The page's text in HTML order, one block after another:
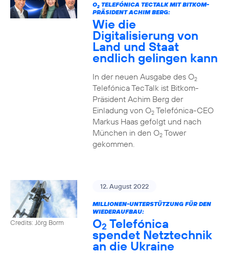
O2TELEFÓNICA TECTALK MIT BITKOM-
PRÄSIDENT ACHIM BERG:
Wie die
Digitalisierung von
Land und Staat
endlich gelingen kann
In der neuen Ausgabe des O2
Telefónica TecTalk ist Bitkom-
Präsident Achim Berg der
Einladung von O2Telefónica-CEO
Markus Haas gefolgt und nach
München in den O2Tower
gekommen.
Credits: Jörg Borm
12. August 2022
MILLIONEN-UNTERSTÜTZUNG FÜR DEN
WIEDERAUFBAU:
O2 Telefónica
spendet Netztechnik
an die Ukraine